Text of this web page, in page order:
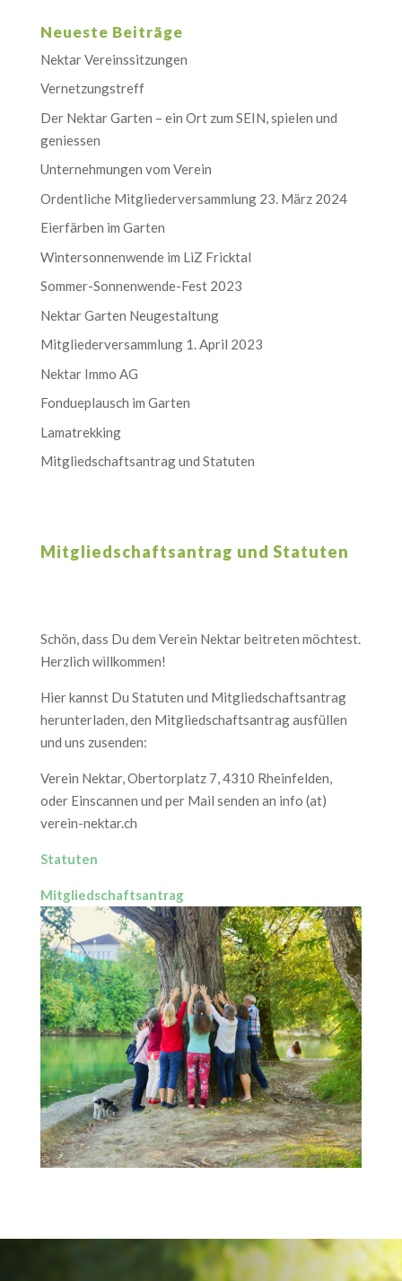
Neueste Beiträge
Nektar Vereinssitzungen
Vernetzungstreff
Der Nektar Garten – ein Ort zum SEIN, spielen und
geniessen
Unternehmungen vom Verein
Ordentliche Mitgliederversammlung 23. März 2024
Eierfärben im Garten
Wintersonnenwende im LiZ Fricktal
Sommer-Sonnenwende-Fest 2023
Nektar Garten Neugestaltung
Mitgliederversammlung 1. April 2023
Nektar Immo AG
Fondueplausch im Garten
Lamatrekking
Mitgliedschaftsantrag und Statuten
Mitgliedschaftsantrag und Statuten
Schön, dass Du dem Verein Nektar beitreten möchtest.
Herzlich willkommen!
Hier kannst Du Statuten und Mitgliedschaftsantrag
herunterladen, den Mitgliedschaftsantrag ausfüllen
und uns zusenden:
Verein Nektar, Obertorplatz 7, 4310 Rheinfelden,
oder Einscannen und per Mail senden an info (at)
verein-nektar.ch
Statuten
Mitgliedschaftsantrag